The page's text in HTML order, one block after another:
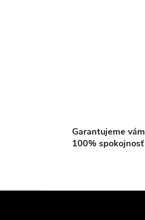
Garantujeme vám
100% spokojnosť